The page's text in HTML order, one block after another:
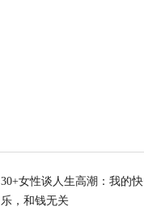
伊朗军官下令
天下事
30+女性谈人生高潮：我的快
乐，和钱无关